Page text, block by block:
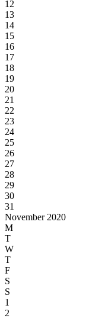
12
13
14
15
16
17
18
19
20
21
22
23
24
25
26
27
28
29
30
31
November 2020
M
T
W
T
F
S
S
1
2